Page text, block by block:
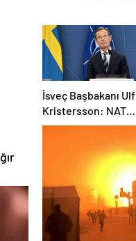
İsveç Başbakanı Ulf
Kristersson: NATO
ülkeleri savunma